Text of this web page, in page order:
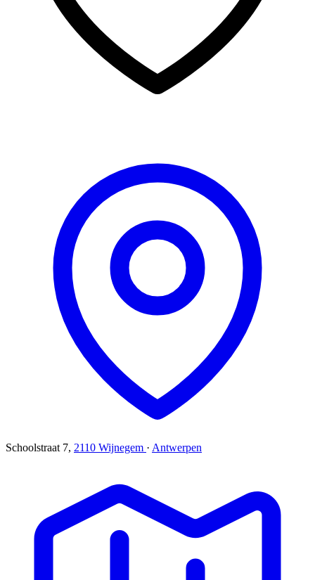
Schoolstraat 7, 2110 Wijnegem · Antwerpen